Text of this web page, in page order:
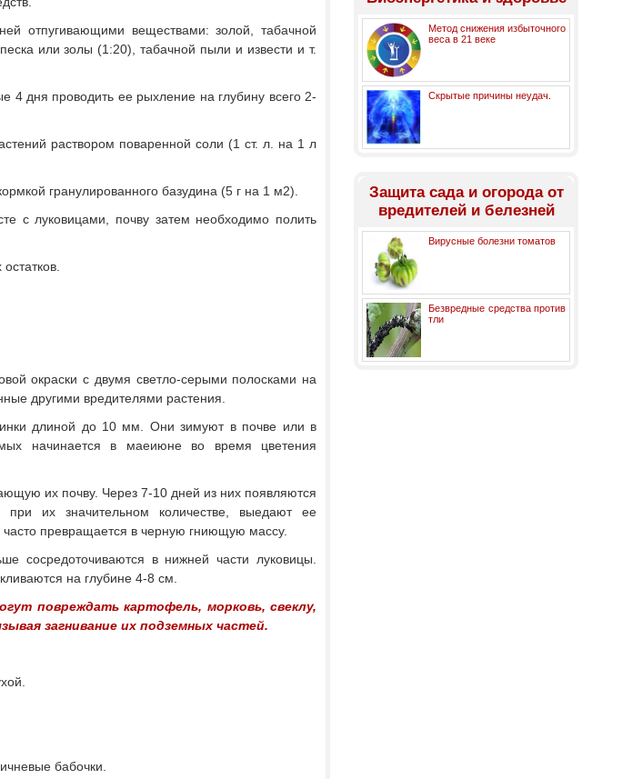
отпугивающими веществами: золой, табачной
или золы (1:20), табачной пыли и извести и т.
дня проводить ее рыхление на глубину всего 2-
раствором поваренной соли (1 ст. л. на 1 л
гранулированного базудина (5 г на 1 м2).
с луковицами, почву затем необходимо полить
окраски с двумя светло-серыми полосками на
другими вредителями растения.
длиной до 10 мм. Они зимуют в почве или в
начинается в мае­июне во время цветения
их почву. Через 7-10 дней из них появляются
их значительном количестве, выедают ее
превращается в черную гниющую массу.
сосредоточиваются в нижней части луковицы.
на глубине 4-8 см.
повреждать картофель, морковь, свеклу,
загнивание их подземных частей.
бабочки.
Метод снижения избыточного
веса в 21 веке
Скрытые причины неудач.
Защита сада и огорода от
вредителей и белезней
Вирусные болезни томатов
Безвредные средства против
тли